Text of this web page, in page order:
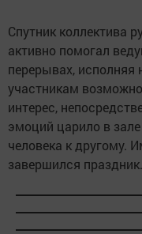
Спутник коллектива
активно помогал
перерывах,
участникам
интерес,
эмоций царило в
человека к другому.
завершился праздник.